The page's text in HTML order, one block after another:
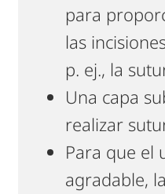
para
las
p. ej., la
Una capa
realizar
Para que el
agradable,